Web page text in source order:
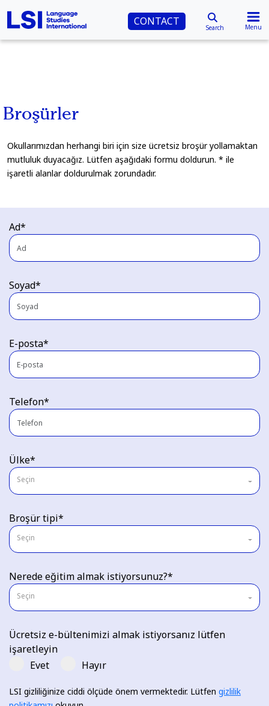
CONTACT Search Menu
Broşürler
Okullarımızdan herhangi biri için size ücretsiz broşür yollamaktan
mutluluk duyacağız. Lütfen aşağıdaki formu doldurun. * ile
işaretli alanlar doldurulmak zorundadır.
Ad*
Soyad*
E-posta*
Telefon*
Ülke*
Seçin
Broşür tipi*
Seçin
Nerede eğitim almak istiyorsunuz?*
Seçin
Ücretsiz e-bültenimizi almak istiyorsanız lütfen
işaretleyin
Evet
Hayır
LSI gizliliğinize ciddi ölçüde önem vermektedir. Lütfen gizlilik